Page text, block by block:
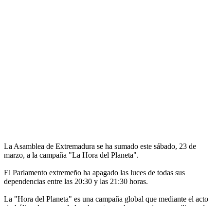
La Asamblea de Extremadura se ha sumado este sábado, 23 de
marzo, a la campaña "La Hora del Planeta".
El Parlamento extremeño ha apagado las luces de todas sus
dependencias entre las 20:30 y las 21:30 horas.
La "Hora del Planeta" es una campaña global que mediante el acto